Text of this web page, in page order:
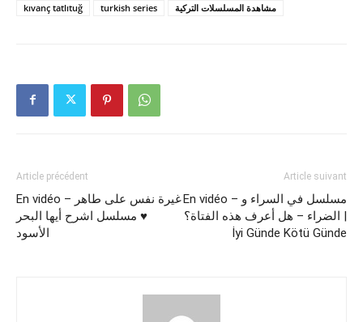
kıvanç tatlıtuğ
turkish series مشاهدة المسلسلات التركية
Article précédent
En vidéo – غيرة نفس على طاهر
♥️ مسلسل اشرح أيها البحر
الأسود
Article suivant
En vidéo – مسلسل في السراء و
الضراء – هل أعرف هذه الفتاة؟ |
İyi Günde Kötü Günde